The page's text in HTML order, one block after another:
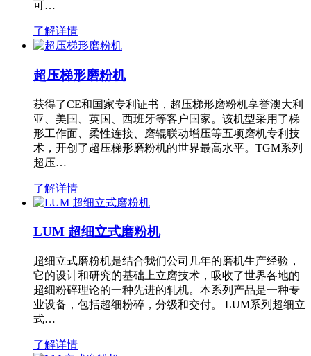
可…
了解详情
超压梯形磨粉机
获得了CE和国家专利证书，超压梯形磨粉机享誉澳大利
亚、美国、英国、西班牙等客户国家。该机型采用了梯
形工作面、柔性连接、磨辊联动增压等五项磨机专利技
术，开创了超压梯形磨粉机的世界最高水平。TGM系列
超压…
了解详情
LUM 超细立式磨粉机
超细立式磨粉机是结合我们公司几年的磨机生产经验，
它的设计和研究的基础上立磨技术，吸收了世界各地的
超细粉碎理论的一种先进的轧机。本系列产品是一种专
业设备，包括超细粉碎，分级和交付。 LUM系列超细立
式…
了解详情